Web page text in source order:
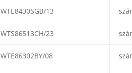
WTE8430SGB/13
WTS86513CH/23
WTE86302BY/08